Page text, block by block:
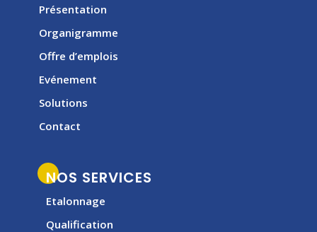
Présentation
Organigramme
Offre d’emplois
Evénement
Solutions
Contact
NOS SERVICES
Etalonnage
Qualification